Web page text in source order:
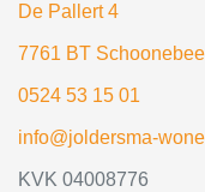
De Pallert 4
7761 BT
0524 53 15 01
info@joldersma-
KVK 04008776